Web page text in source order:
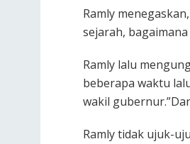
Ramly
sejarah,
Ramly lalu
beberapa waktu
wakil
Ramly tidak ujuk-